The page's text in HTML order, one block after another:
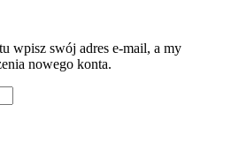
wpisz swój adres e-mail, a my
nowego konta.